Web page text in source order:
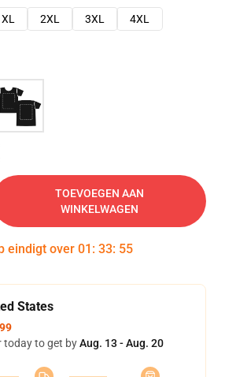
XL 2XL 3XL
4XL
TOEVOEGEN AAN
WINKELWAGEN
eindigt over 01 : 33: 54
States
today to get byAug. 13 - Aug. 20